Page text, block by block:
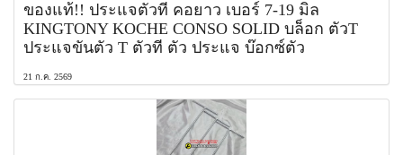
ของแท้!! ประแจตัวที คอยาว เบอร์ 7-19 มิล
KINGTONY KOCHE CONSO SOLID บล็อก ตัวT
ประแจขันตัว T ตัวที ตัว ประแจ บ๊อกซ์ตัว
21 ก.ค. 2569